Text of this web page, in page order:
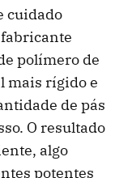
cuidado
polímero de
mais rígido e
de pás
O resultado
algo
potentes